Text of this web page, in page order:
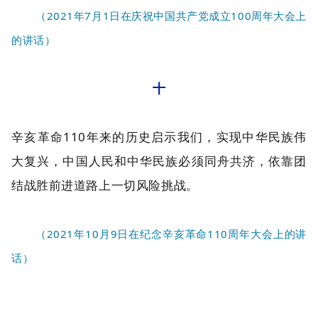
（2021年7月1日在庆祝中国共产党成立100周年大会上
的讲话）
十
辛亥革命110年来的历史启示我们，实现中华民族伟
大复兴，中国人民和中华民族必须同舟共济，依靠团
结战胜前进道路上一切风险挑战。
（2021年10月9日在纪念辛亥革命110周年大会上的讲
话）